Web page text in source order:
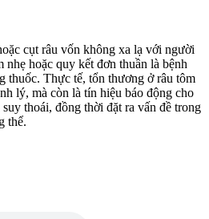
cụt râu vốn không xa lạ với người
hoặc quy kết đơn thuần là bệnh
thuốc. Thực tế, tổn thương ở râu tôm
lý, mà còn là tín hiệu báo động cho
thoái, đồng thời đặt ra vấn đề trong
thể.